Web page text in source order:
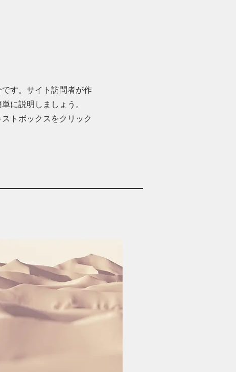
す。サイト訪問者が作
に説明しましょう。
トボックスをクリック